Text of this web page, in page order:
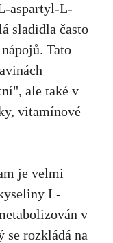
aspartyl-L-
sladidla často
Tato⁤
ale také v
vitamínové⁣
je velmi
L-
v
se rozkládá na